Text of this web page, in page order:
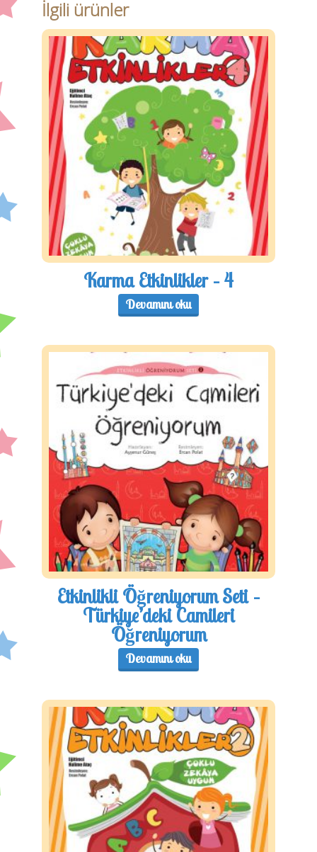
İlgili ürünler
Karma Etkinlikler – 4
Devamını oku
Etkinlikli Öğreniyorum Seti –
Türkiye’deki Camileri
Öğreniyorum
Devamını oku